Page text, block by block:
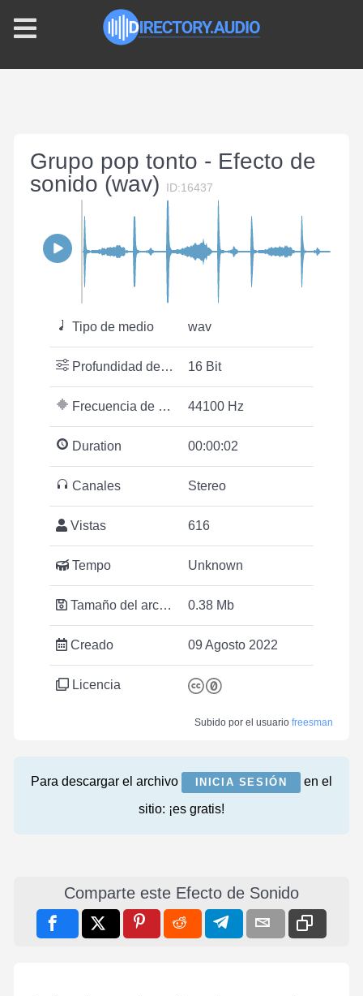
Grupo pop tonto - Efecto de
sonido (wav)
ID:16437
Tipo de medio wav
Profundidad de bits 16 Bit
Frecuencia de muestreo 44100 Hz
Duration 00:00:02
Canales Stereo
Vistas 616
Tempo Unknown
Tamaño del archivo 0.38 Mb
Creado 09 Agosto 2022
Licencia
Subido por el usuario freesman
Para descargar el archivo INICIA SESIÓN
en el
sitio: ¡es gratis!
Comparte este Efecto de Sonido